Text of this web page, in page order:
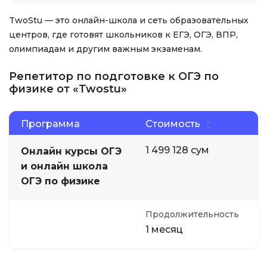
TwoStu — это онлайн-школа и сеть образовательных
центров, где готовят школьников к ЕГЭ, ОГЭ, ВПР,
олимпиадам и другим важным экзаменам.
Репетитор по подготовке к ОГЭ по
физике от «Twostu»
Программа Стоимость
Онлайн курсы ОГЭ
и онлайн школа
ОГЭ по физике
1 499 128 сум
Продолжительность
1 месяц